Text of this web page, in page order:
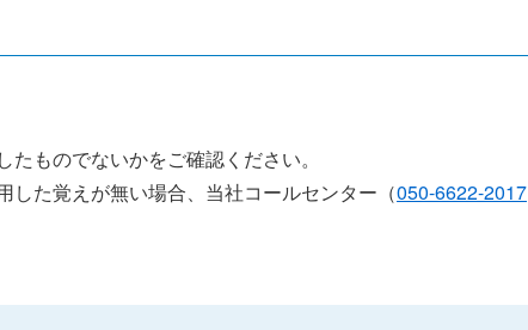
ものでないかをご確認ください。
した覚えが無い場合、当社コールセンター（050-6622-2017